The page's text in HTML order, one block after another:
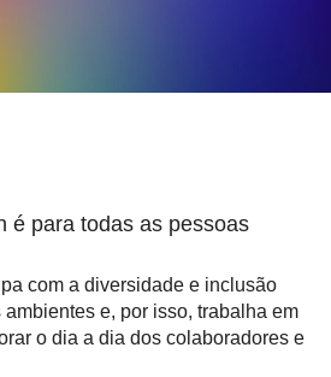
é para todas as pessoas
com a diversidade e inclusão
e, por isso, trabalha em
o dia a dia dos colaboradores e